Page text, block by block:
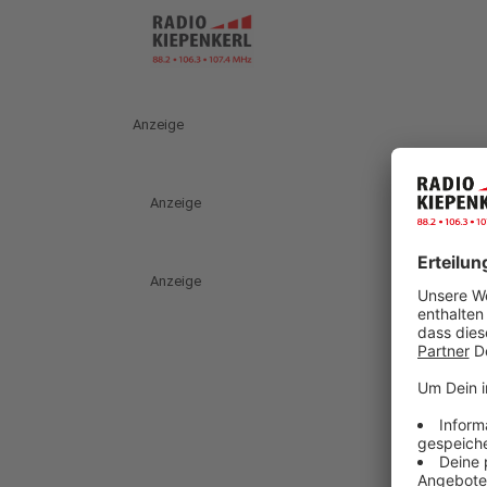
Anzeige
Anzeige
Anzeige